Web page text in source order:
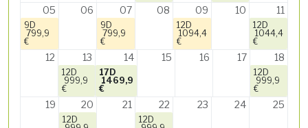
05
9D
799,9
€
06 07
9D
799,9
€
08 09
12D
1094,4
€
10 11
12D
1044,4
€
12 13
12D
999,9
€
14
17D
1469,9
€
15 16 17 18
12D
999,9
€
19 20
12D
21 22
12D
23 24 25